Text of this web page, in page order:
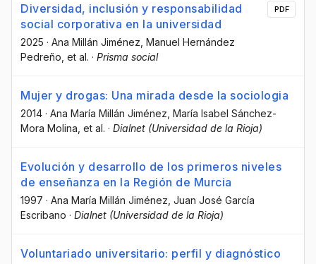
Diversidad, inclusión y responsabilidad
social corporativa en la universidad
2025 · Ana Millán Jiménez , Manuel Hernández
Pedreño , et al. · Prisma social
PDF
Mujer y drogas: Una mirada desde la sociologia
2014 · Ana María Millán Jiménez , María Isabel Sánchez-
Mora Molina , et al. · Dialnet (Universidad de la Rioja)
Evolución y desarrollo de los primeros niveles
de enseñanza en la Región de Murcia
1997 · Ana María Millán Jiménez , Juan José García
Escribano · Dialnet (Universidad de la Rioja)
Voluntariado universitario: perfil y diagnóstico